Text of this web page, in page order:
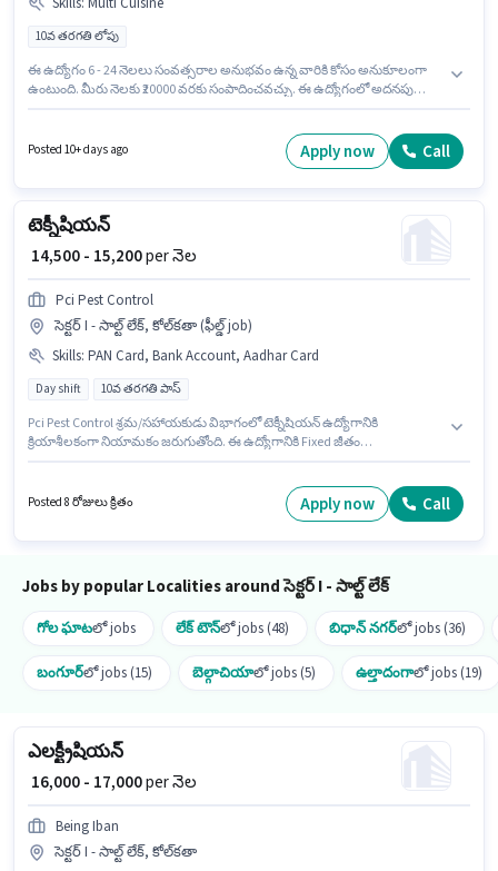
10వ తరగతి లోపు
ఈ ఉద్యోగం 6 - 24 నెలలు సంవత్సరాల అనుభవం ఉన్న వారికి కోసం అనుకూలంగా
ఉంటుంది. మీరు నెలకు ₹20000 వరకు సంపాదించవచ్చు. ఈ ఉద్యోగంలో అదనపు
ఉంది. ఈ ఖాళీ సెక్టర్ I - సాల్ట్ లేక్, కోల్‌కతా లో ఉంది. ఈ ఉద్యోగానికి అభ్యర్థి వద్ద Multi
Posted 10+ days ago Apply now Call
టెక్నీషియన్
₹ 14,500 - 15,200per నెల
Pci Pest Control
సెక్టర్ I - సాల్ట్ లేక్, కోల్‌కతా (ఫీల్డ్ job)
Skills: PAN Card, Bank Account, Aadhar Card
Day shift 10వ తరగతి పాస్
Pci Pest Control శ్రమ/సహాయకుడు విభాగంలో టెక్నీషియన్ ఉద్యోగానికి
క్రియాశీలకంగా నియామకం జరుగుతోంది. ఈ ఉద్యోగానికి Fixed జీతం
సంవత్సరాల అనుభవం ఉన్న వారికి కోసం అనుకూలంగా ఉంటుంది. మీరు నెలకు
₹15200 వరకు సంపాదించవచ్చు. ఈ ఉద్యోగానికి అవసరమైన డాక్యుమెంట్లు PAN
Posted 8 రోజులు క్రితం Apply now Call
Jobs by popular Localities around సెక్టర్ I - సాల్ట్ లేక్
గోల ఘాటలో jobs లేక్ టౌన్లో jobs (48) బిధాన్ నగర్లో jobs (36)
బంగూర్లో jobs (15) బెల్గాచియాలో jobs (5) ఉల్తాదంగాలో jobs (19)
ఎలక్ట్రీషియన్
₹ 16,000 - 17,000per నెల
Being Iban
సెక్టర్ I - సాల్ట్ లేక్, కోల్‌కతా